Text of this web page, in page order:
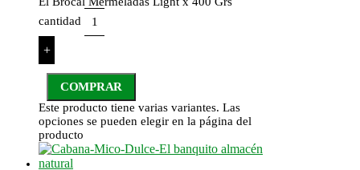
cantidad
+
COMPRAR
Este producto tiene varias variantes. Las
opciones se pueden elegir en la página del
producto